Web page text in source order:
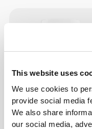
This website uses
We use cookies to
provide social media
We also share
our social media,
86,91 zł